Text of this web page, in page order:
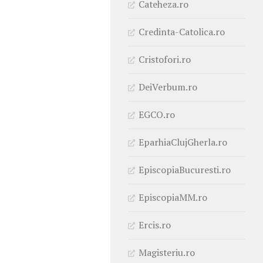
Cateheza.ro
Credinta-Catolica.ro
Cristofori.ro
DeiVerbum.ro
EGCO.ro
EparhiaClujGherla.ro
EpiscopiaBucuresti.ro
EpiscopiaMM.ro
Ercis.ro
Magisteriu.ro